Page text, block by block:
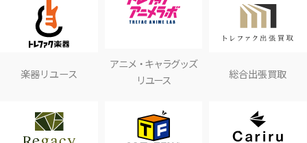
楽器リユース
アニメ・キャラグッズ
リユース
総合出張買取